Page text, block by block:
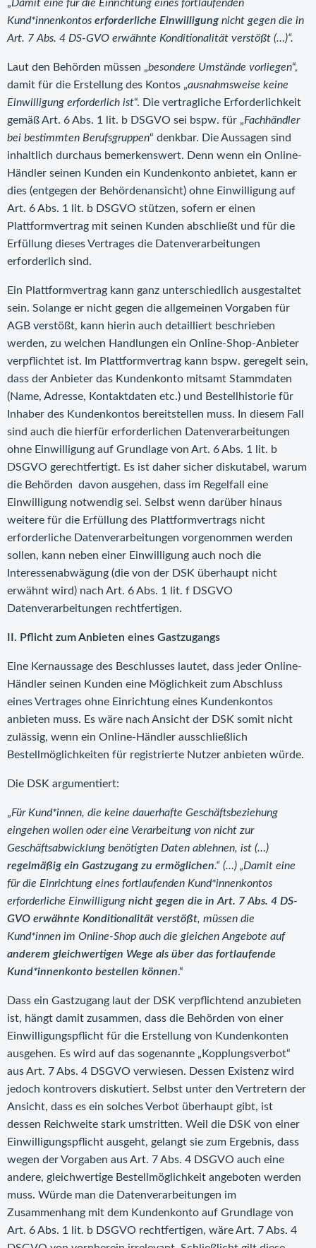
„Damit eine für die Einrichtung eines fortlaufenden
Kund*innenkontos erforderliche Einwilligung nicht gegen die in
Art. 7 Abs. 4 DS-GVO erwähnte Konditionalität verstößt (…)“.
Laut den Behörden müssen „besondere Umstände vorliegen“,
damit für die Erstellung des Kontos „ausnahmsweise keine
Einwilligung erforderlich ist“. Die vertragliche Erforderlichkeit
gemäß Art. 6 Abs. 1 lit. b DSGVO sei bspw. für „Fachhändler
bei bestimmten Berufsgruppen“ denkbar. Die Aussagen sind
inhaltlich durchaus bemerkenswert. Denn wenn ein Online-
Händler seinen Kunden ein Kundenkonto anbietet, kann er
dies (entgegen der Behördenansicht) ohne Einwilligung auf
Art. 6 Abs. 1 lit. b DSGVO stützen, sofern er einen
Plattformvertrag mit seinen Kunden abschließt und für die
Erfüllung dieses Vertrages die Datenverarbeitungen
erforderlich sind.
Ein Plattformvertrag kann ganz unterschiedlich ausgestaltet
sein. Solange er nicht gegen die allgemeinen Vorgaben für
AGB verstößt, kann hierin auch detailliert beschrieben
werden, zu welchen Handlungen ein Online-Shop-Anbieter
verpflichtet ist. Im Plattformvertrag kann bspw. geregelt sein,
dass der Anbieter das Kundenkonto mitsamt Stammdaten
(Name, Adresse, Kontaktdaten etc.) und Bestellhistorie für
Inhaber des Kundenkontos bereitstellen muss. In diesem Fall
sind auch die hierfür erforderlichen Datenverarbeitungen
ohne Einwilligung auf Grundlage von Art. 6 Abs. 1 lit. b
DSGVO gerechtfertigt. Es ist daher sicher diskutabel, warum
die Behörden davon ausgehen, dass im Regelfall eine
Einwilligung notwendig sei. Selbst wenn darüber hinaus
weitere für die Erfüllung des Plattformvertrags nicht
erforderliche Datenverarbeitungen vorgenommen werden
sollen, kann neben einer Einwilligung auch noch die
Interessenabwägung (die von der DSK überhaupt nicht
erwähnt wird) nach Art. 6 Abs. 1 lit. f DSGVO
Datenverarbeitungen rechtfertigen.
II. Pflicht zum Anbieten eines Gastzugangs
Eine Kernaussage des Beschlusses lautet, dass jeder Online-
Händler seinen Kunden eine Möglichkeit zum Abschluss
eines Vertrages ohne Einrichtung eines Kundenkontos
anbieten muss. Es wäre nach Ansicht der DSK somit nicht
zulässig, wenn ein Online-Händler ausschließlich
Bestellmöglichkeiten für registrierte Nutzer anbieten würde.
Die DSK argumentiert:
„Für Kund*innen, die keine dauerhafte Geschäftsbeziehung
eingehen wollen oder eine Verarbeitung von nicht zur
Geschäftsabwicklung benötigten Daten ablehnen, ist (…)
regelmäßig ein Gastzugang zu ermöglichen.“ (…) „Damit eine
für die Einrichtung eines fortlaufenden Kund*innenkontos
erforderliche Einwilligung nicht gegen die in Art. 7 Abs. 4 DS-
GVO erwähnte Konditionalität verstößt, müssen die
Kund*innen im Online-Shop auch die gleichen Angebote auf
anderem gleichwertigen Wege als über das fortlaufende
Kund*innenkonto bestellen können.“
Dass ein Gastzugang laut der DSK verpflichtend anzubieten
ist, hängt damit zusammen, dass die Behörden von einer
Einwilligungspflicht für die Erstellung von Kundenkonten
ausgehen. Es wird auf das sogenannte „Kopplungsverbot“
aus Art. 7 Abs. 4 DSGVO verwiesen. Dessen Existenz wird
jedoch kontrovers diskutiert. Selbst unter den Vertretern der
Ansicht, dass es ein solches Verbot überhaupt gibt, ist
dessen Reichweite stark umstritten. Weil die DSK von einer
Einwilligungspflicht ausgeht, gelangt sie zum Ergebnis, dass
wegen der Vorgaben aus Art. 7 Abs. 4 DSGVO auch eine
andere, gleichwertige Bestellmöglichkeit angeboten werden
muss. Würde man die Datenverarbeitungen im
Zusammenhang mit dem Kundenkonto auf Grundlage von
Art. 6 Abs. 1 lit. b DSGVO rechtfertigen, wäre Art. 7 Abs. 4